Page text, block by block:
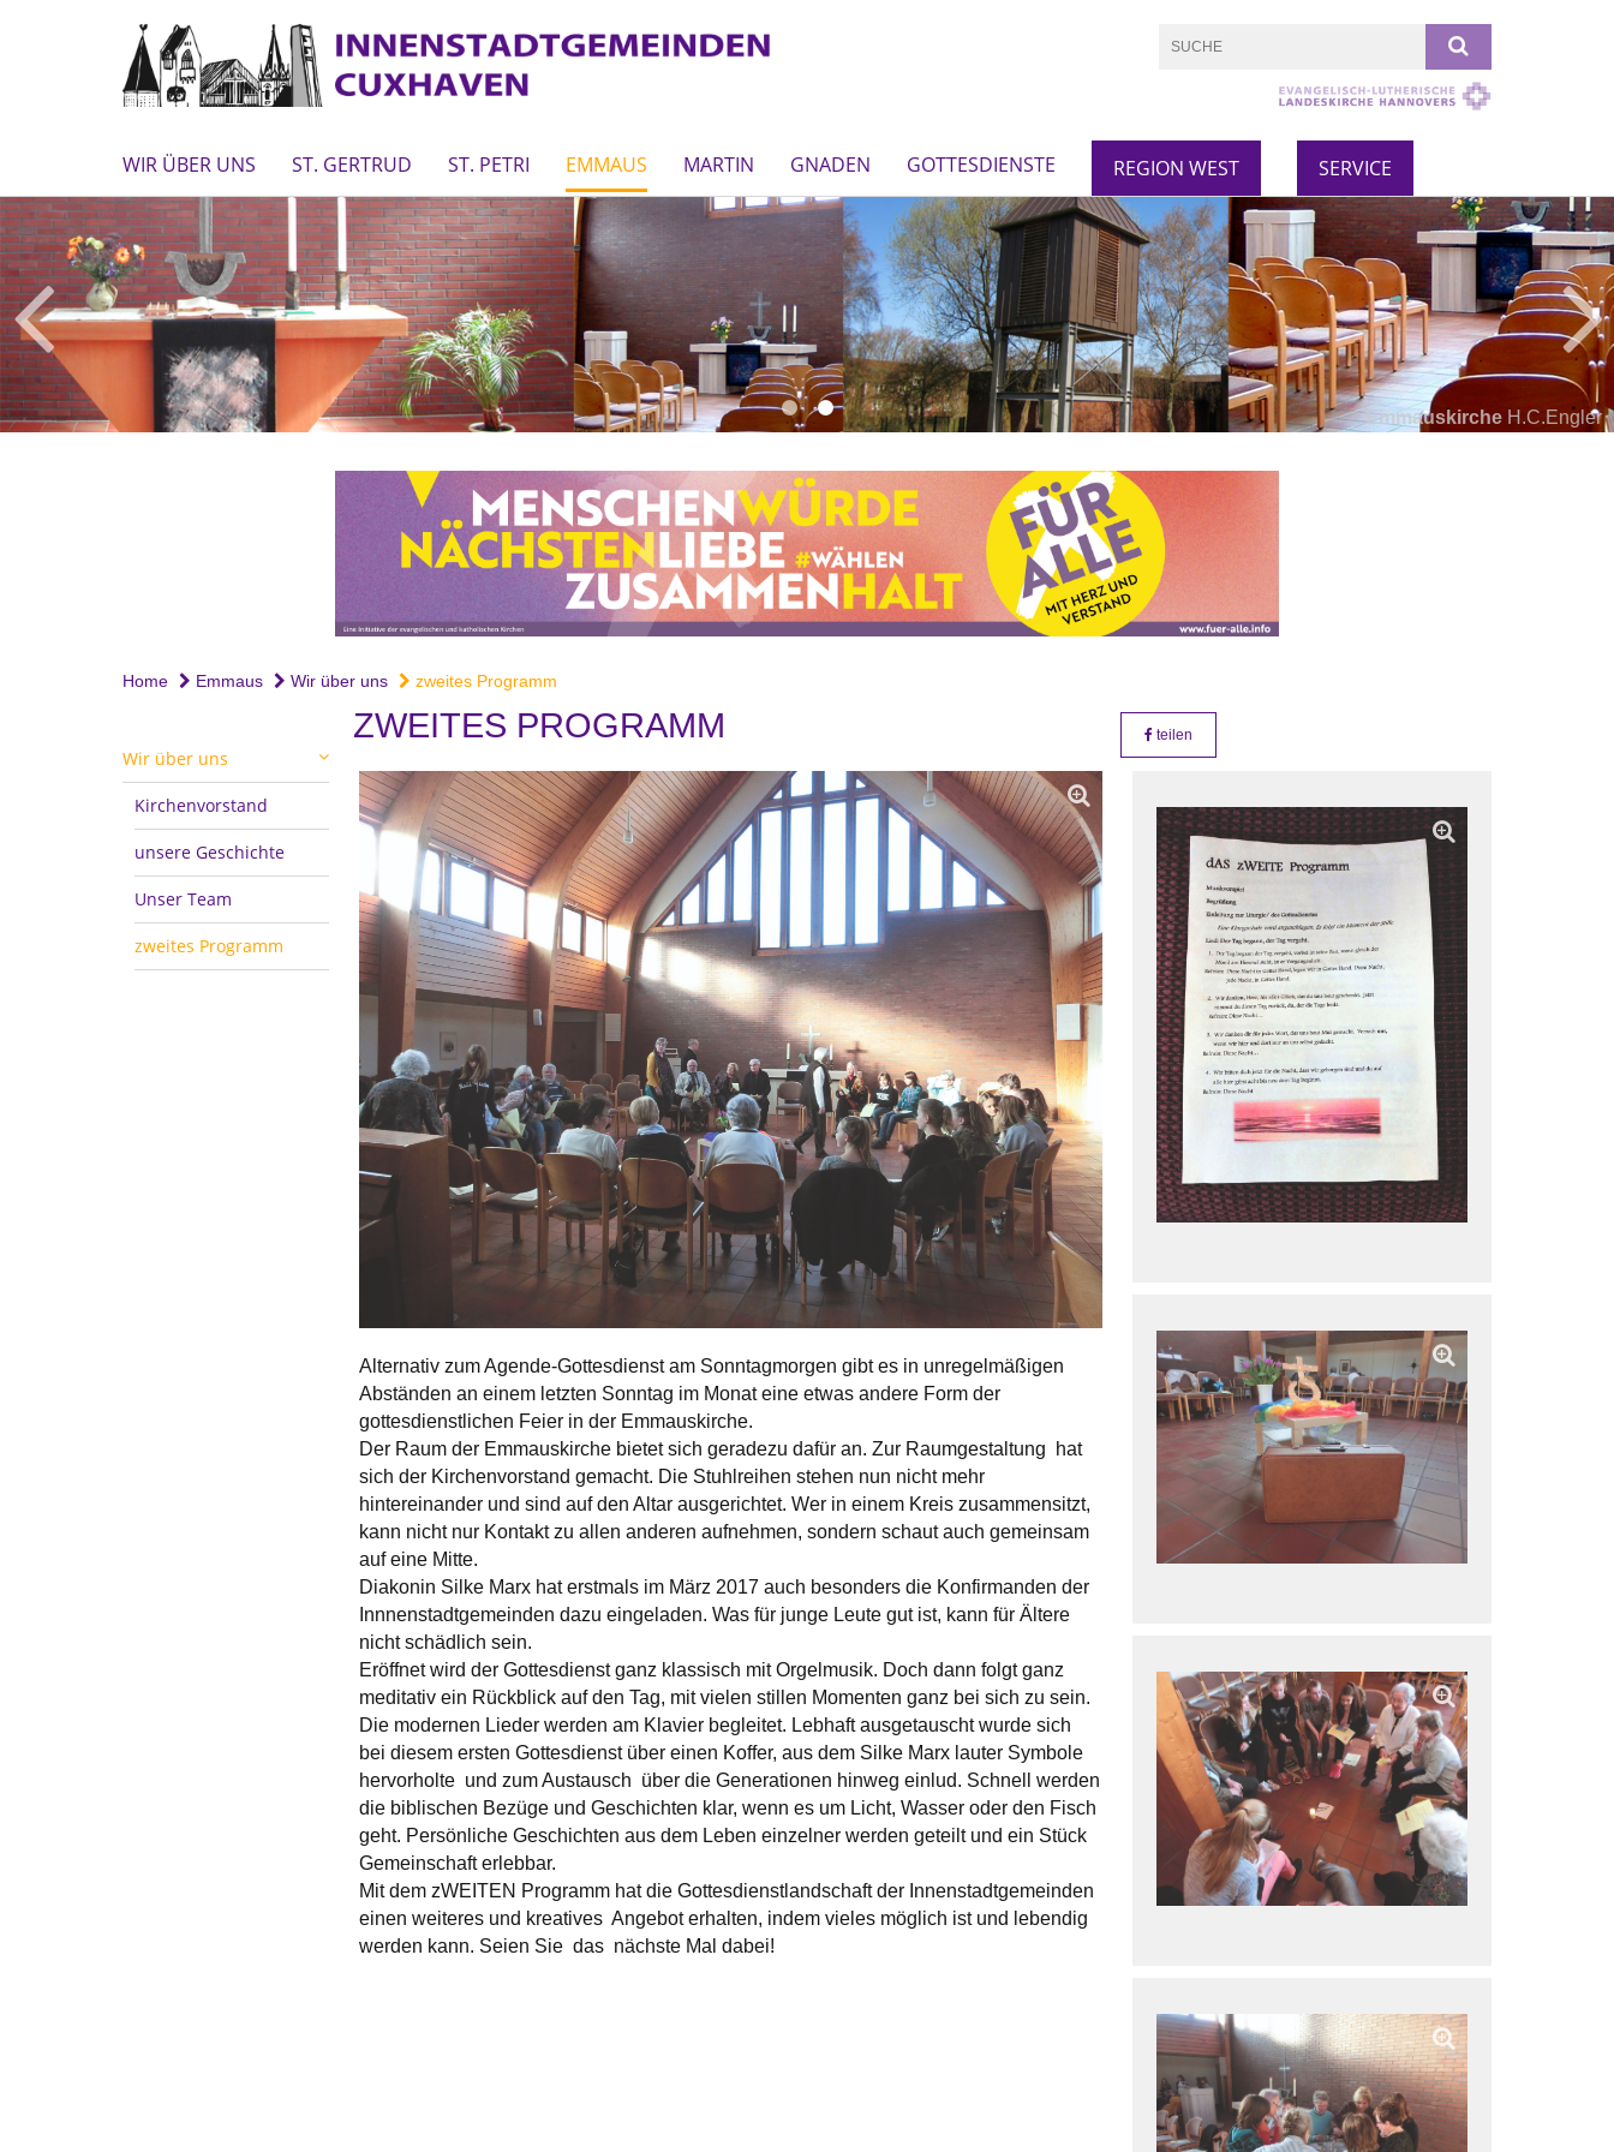
WIR ÜBER UNS ST. GERTRUD ST. PETRI EMMAUS MARTIN GNADEN GOTTESDIENSTE REGION WEST SERVICE
Emmauskirche H.C.Engler
Home Emmaus Wir über uns zweites Programm
Wir über uns
Kirchenvorstand
unsere Geschichte
Unser Team
zweites Programm
ZWEITES PROGRAMM teilen
Alternativ zum Agende-Gottesdienst am Sonntagmorgen gibt es in unregelmäßigen
Abständen an einem letzten Sonntag im Monat eine etwas andere Form der
gottesdienstlichen Feier in der Emmauskirche.
Der Raum der Emmauskirche bietet sich geradezu dafür an. Zur Raumgestaltung hat
sich der Kirchenvorstand gemacht. Die Stuhlreihen stehen nun nicht mehr
hintereinander und sind auf den Altar ausgerichtet. Wer in einem Kreis zusammensitzt,
kann nicht nur Kontakt zu allen anderen aufnehmen, sondern schaut auch gemeinsam
auf eine Mitte.
Diakonin Silke Marx hat erstmals im März 2017 auch besonders die Konfirmanden der
Innnenstadtgemeinden dazu eingeladen. Was für junge Leute gut ist, kann für Ältere
nicht schädlich sein.
Eröffnet wird der Gottesdienst ganz klassisch mit Orgelmusik. Doch dann folgt ganz
meditativ ein Rückblick auf den Tag, mit vielen stillen Momenten ganz bei sich zu sein.
Die modernen Lieder werden am Klavier begleitet. Lebhaft ausgetauscht wurde sich
bei diesem ersten Gottesdienst über einen Koffer, aus dem Silke Marx lauter Symbole
hervorholte und zum Austausch über die Generationen hinweg einlud. Schnell werden
die biblischen Bezüge und Geschichten klar, wenn es um Licht, Wasser oder den Fisch
geht. Persönliche Geschichten aus dem Leben einzelner werden geteilt und ein Stück
Gemeinschaft erlebbar.
Mit dem zWEITEN Programm hat die Gottesdienstlandschaft der Innenstadtgemeinden
einen weiteres und kreatives Angebot erhalten, indem vieles möglich ist und lebendig
werden kann. Seien Sie das nächste Mal dabei!